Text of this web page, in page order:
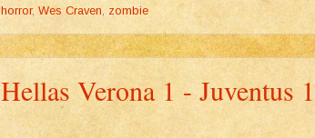
horror, Wes Craven zombie
Hellas Verona 1 - Juventus 1